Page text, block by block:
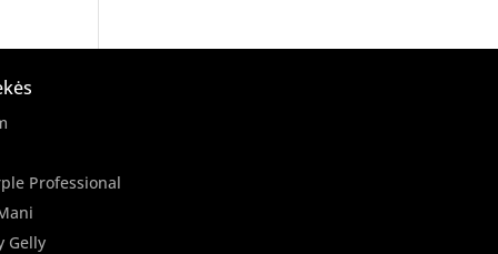
Professional
Gelly